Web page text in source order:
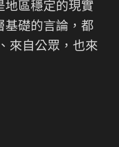
地區穩定的現實
基礎的言論，都
來自公眾，也來